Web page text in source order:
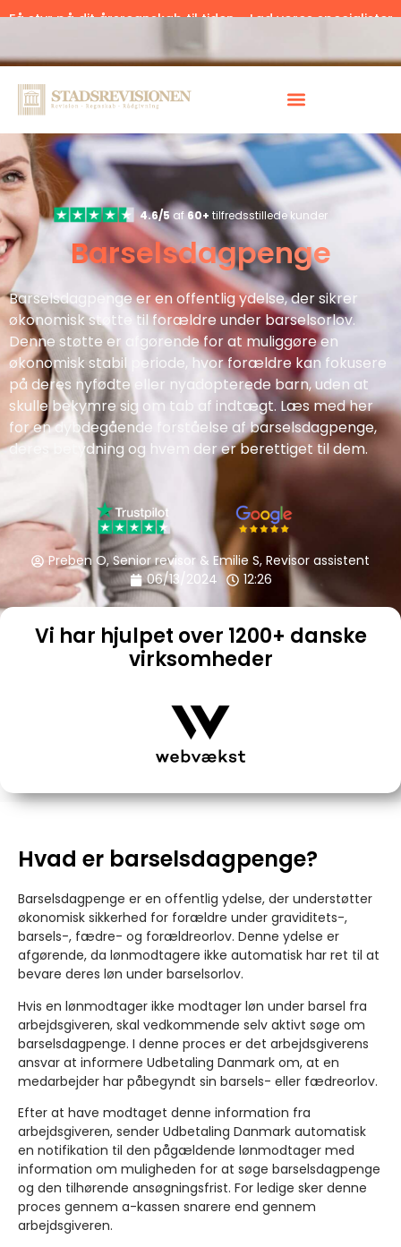
Få styr på dit årsregnskab til tiden – Lad vores specialister
4.6/5 af60+ tilfredsstillede kunder
Barselsdagpenge
Barselsdagpenge er en offentlig ydelse, der sikrer
økonomisk støtte til forældre under barselsorlov.
Denne støtte er afgørende for at muliggøre en
økonomisk stabil periode, hvor forældre kan fokusere
på deres nyfødte eller nyadopterede barn, uden at
skulle bekymre sig om tab af indtægt. Læs med her
for en dybdegående forståelse af barselsdagpenge,
deres betydning og hvem der er berettiget til dem.
Preben O, Senior revisor & Emilie S, Revisor assistent
06/13/2024
12:26
Vi har hjulpet over 1200+ danske
virksomheder
Hvad er barselsdagpenge?
Barselsdagpenge er en offentlig ydelse, der understøtter
økonomisk sikkerhed for forældre under graviditets-,
barsels-, fædre- og forældreorlov. Denne ydelse er
afgørende, da lønmodtagere ikke automatisk har ret til at
bevare deres løn under barselsorlov.
Hvis en lønmodtager ikke modtager løn under barsel fra
arbejdsgiveren, skal vedkommende selv aktivt søge om
barselsdagpenge. I denne proces er det arbejdsgiverens
ansvar at informere Udbetaling Danmark om, at en
medarbejder har påbegyndt sin barsels- eller fædreorlov.
Efter at have modtaget denne information fra
arbejdsgiveren, sender Udbetaling Danmark automatisk
en notifikation til den pågældende lønmodtager med
information om muligheden for at søge barselsdagpenge
og den tilhørende ansøgningsfrist. For ledige sker denne
proces gennem a-kassen snarere end gennem
arbejdsgiveren.